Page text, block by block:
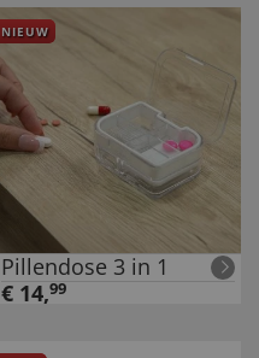
NIEUW
Pillendose 3 in 1
€ 14,99